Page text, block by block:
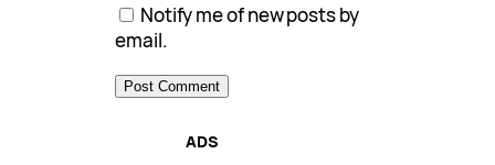
Notify me of new posts by
email.
ADS